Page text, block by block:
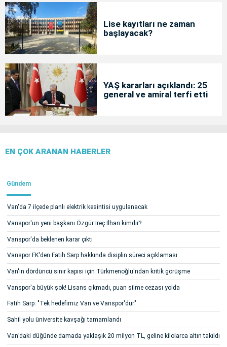
Lise kayıtları ne zaman
başlayacak?
YAŞ kararları açıklandı: 25
general ve amiral terfi etti
EN ÇOK ARANAN HABERLER
Gündem
Van'da 7 ilçede planlı elektrik kesintisi uygulanacak
Vanspor'un yeni başkanı Özgür İreç İlhan kimdir?
Vanspor'da beklenen karar çıktı
Vanspor FK'den Fatih Sarp hakkında disiplin süreci açıklaması
Van'ın dördüncü sınır kapısı için Türkmenoğlu'ndan kritik görüşme
Vanspor'a büyük şok! Lisans çıkmadı, puan silme cezası yolda
Fatih Sarp: "Tek hedefimiz Van ve Vanspor'dur"
Sahil yolu üniversite kavşağı tamamlandı
Van’daki düğünde damada yaklaşık 20 milyon TL, geline kilolarca altın takıldı